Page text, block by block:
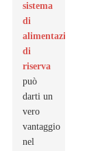
sistema
di
alimentazione
di
riserva
può
darti un
vero
vantaggio
nel